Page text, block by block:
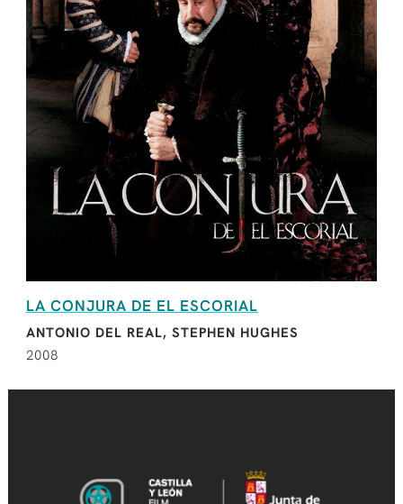
LA CONJURA DE EL ESCORIAL
ANTONIO DEL REAL, STEPHEN HUGHES
2008